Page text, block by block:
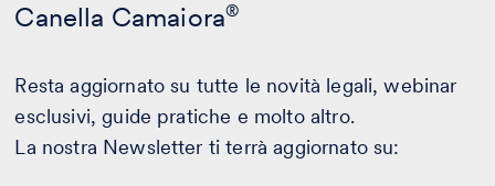
Canella Camaiora®
Resta aggiornato su tutte le novità legali, webinar
esclusivi, guide pratiche e molto altro.
La nostra Newsletter ti terrà aggiornato su: